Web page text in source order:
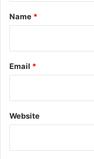
*
Name *
Email *
Website